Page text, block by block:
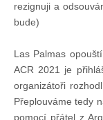
Legislativní
Doklady osob
Lodě -
rezignuji a
bude)
Las Palmas
ACR 2021 je
organizátoři
Přeplouváme tedy
pomocí přátel z